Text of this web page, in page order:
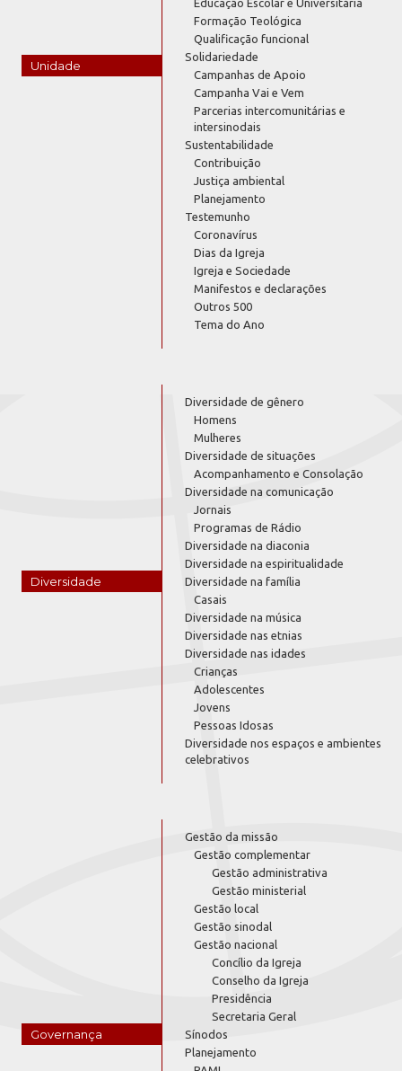
Unidade
Educação Escolar e Universitária
Formação Teológica
Qualificação funcional
Solidariedade
Campanhas de Apoio
Campanha Vai e Vem
Parcerias intercomunitárias e
intersinodais
Sustentabilidade
Contribuição
Justiça ambiental
Planejamento
Testemunho
Coronavírus
Dias da Igreja
Igreja e Sociedade
Manifestos e declarações
Outros 500
Tema do Ano
Diversidade
Diversidade de gênero
Homens
Mulheres
Diversidade de situações
Acompanhamento e Consolação
Diversidade na comunicação
Jornais
Programas de Rádio
Diversidade na diaconia
Diversidade na espiritualidade
Diversidade na família
Casais
Diversidade na música
Diversidade nas etnias
Diversidade nas idades
Crianças
Adolescentes
Jovens
Pessoas Idosas
Diversidade nos espaços e ambientes
celebrativos
Governança
Gestão da missão
Gestão complementar
Gestão administrativa
Gestão ministerial
Gestão local
Gestão sinodal
Gestão nacional
Concílio da Igreja
Conselho da Igreja
Presidência
Secretaria Geral
Sínodos
Planejamento